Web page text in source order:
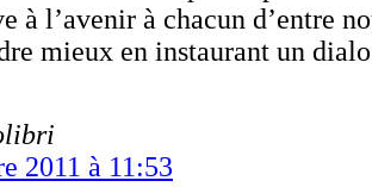
à l’avenir à chacun d’entre
mieux en instaurant un
2011 à 11:53